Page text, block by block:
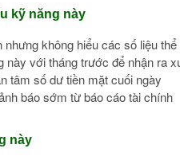
kỹ năng này
không hiểu các số liệu thể
này với tháng trước để nhận ra
tâm số dư tiền mặt cuối ngày
báo sớm từ báo cáo tài chính
này